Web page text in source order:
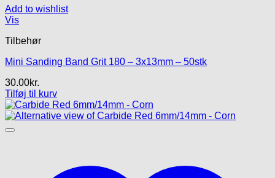
Add to wishlist
Vis
Tilbehør
Mini Sanding Band Grit 180 – 3x13mm – 50stk
30.00kr.
Tilføj til kurv